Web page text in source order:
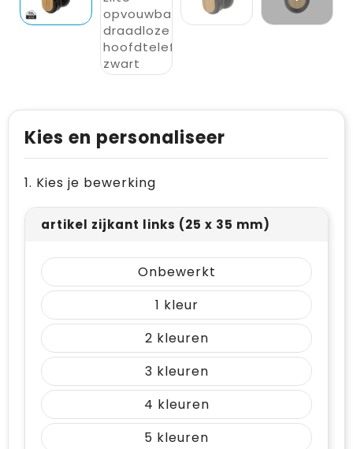
Persoonlijke verzorging
Reisbenodigdheden
Schrijfwaren
Sleutelhangers en Lanyards
Snoepgoed
Spellen voor binnen en buiten
Sport
Veiligheid, Auto en Fiets
Vrije tijd en Strand
Waterflesjes
Winterse inspiratie
Reflecterende vesten
Gehoorbescherming
Papieren tassen
Rugzakken
Schoenentassen
Schoudertassen
Sporttassen
Strandtassen
Toilettassen
Waterbestendige tassen
Draagtassen
Golftassen
Trolleys
Kies en personaliseer
1. Kies je bewerking
artikel zijkant links (25 x 35 mm)
Onbewerkt
1
2
3
4
5